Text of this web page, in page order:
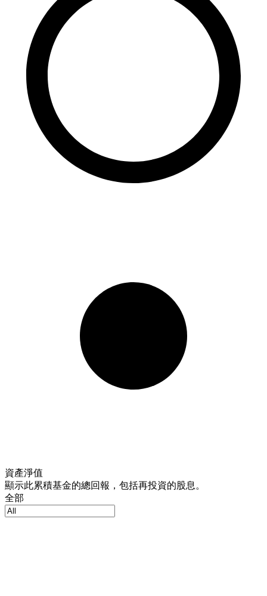
資產淨值
顯示此累積基金的總回報，包括再投資的股息。
全部